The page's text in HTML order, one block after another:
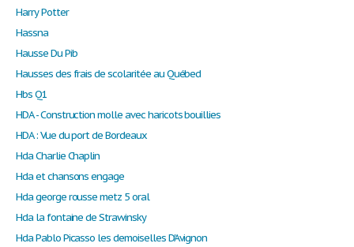
Harry Potter
Hassna
Hausse Du Pib
Hausses des frais de scolaritée au Québed
Hbs Q1
HDA - Construction molle avec haricots bouillies
HDA : Vue du port de Bordeaux
Hda Charlie Chaplin
Hda et chansons engage
Hda george rousse metz 5 oral
Hda la fontaine de Strawinsky
Hda Pablo Picasso les demoiselles D'Avignon